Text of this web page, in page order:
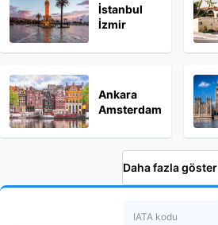
İstanbul
İzmir
Ankara
Amsterdam
Daha fazla göster
IATA kodu